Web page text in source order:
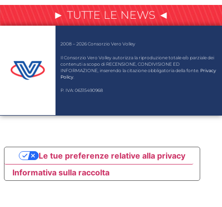
► TUTTE LE NEWS ◄
2008 – 2026 Consorzio Vero Volley
Il Consorzio Vero Volley autorizza la riproduzione totale e/o parziale dei
contenuti a scopo di RECENSIONE, CONDIVISIONE ED
INFORMAZIONE, inserendo la citazione obbligatoria della fonte. Privacy
Policy
P. IVA: 06315490968
Informativa sulla raccolta
Le tue preferenze relative alla privacy